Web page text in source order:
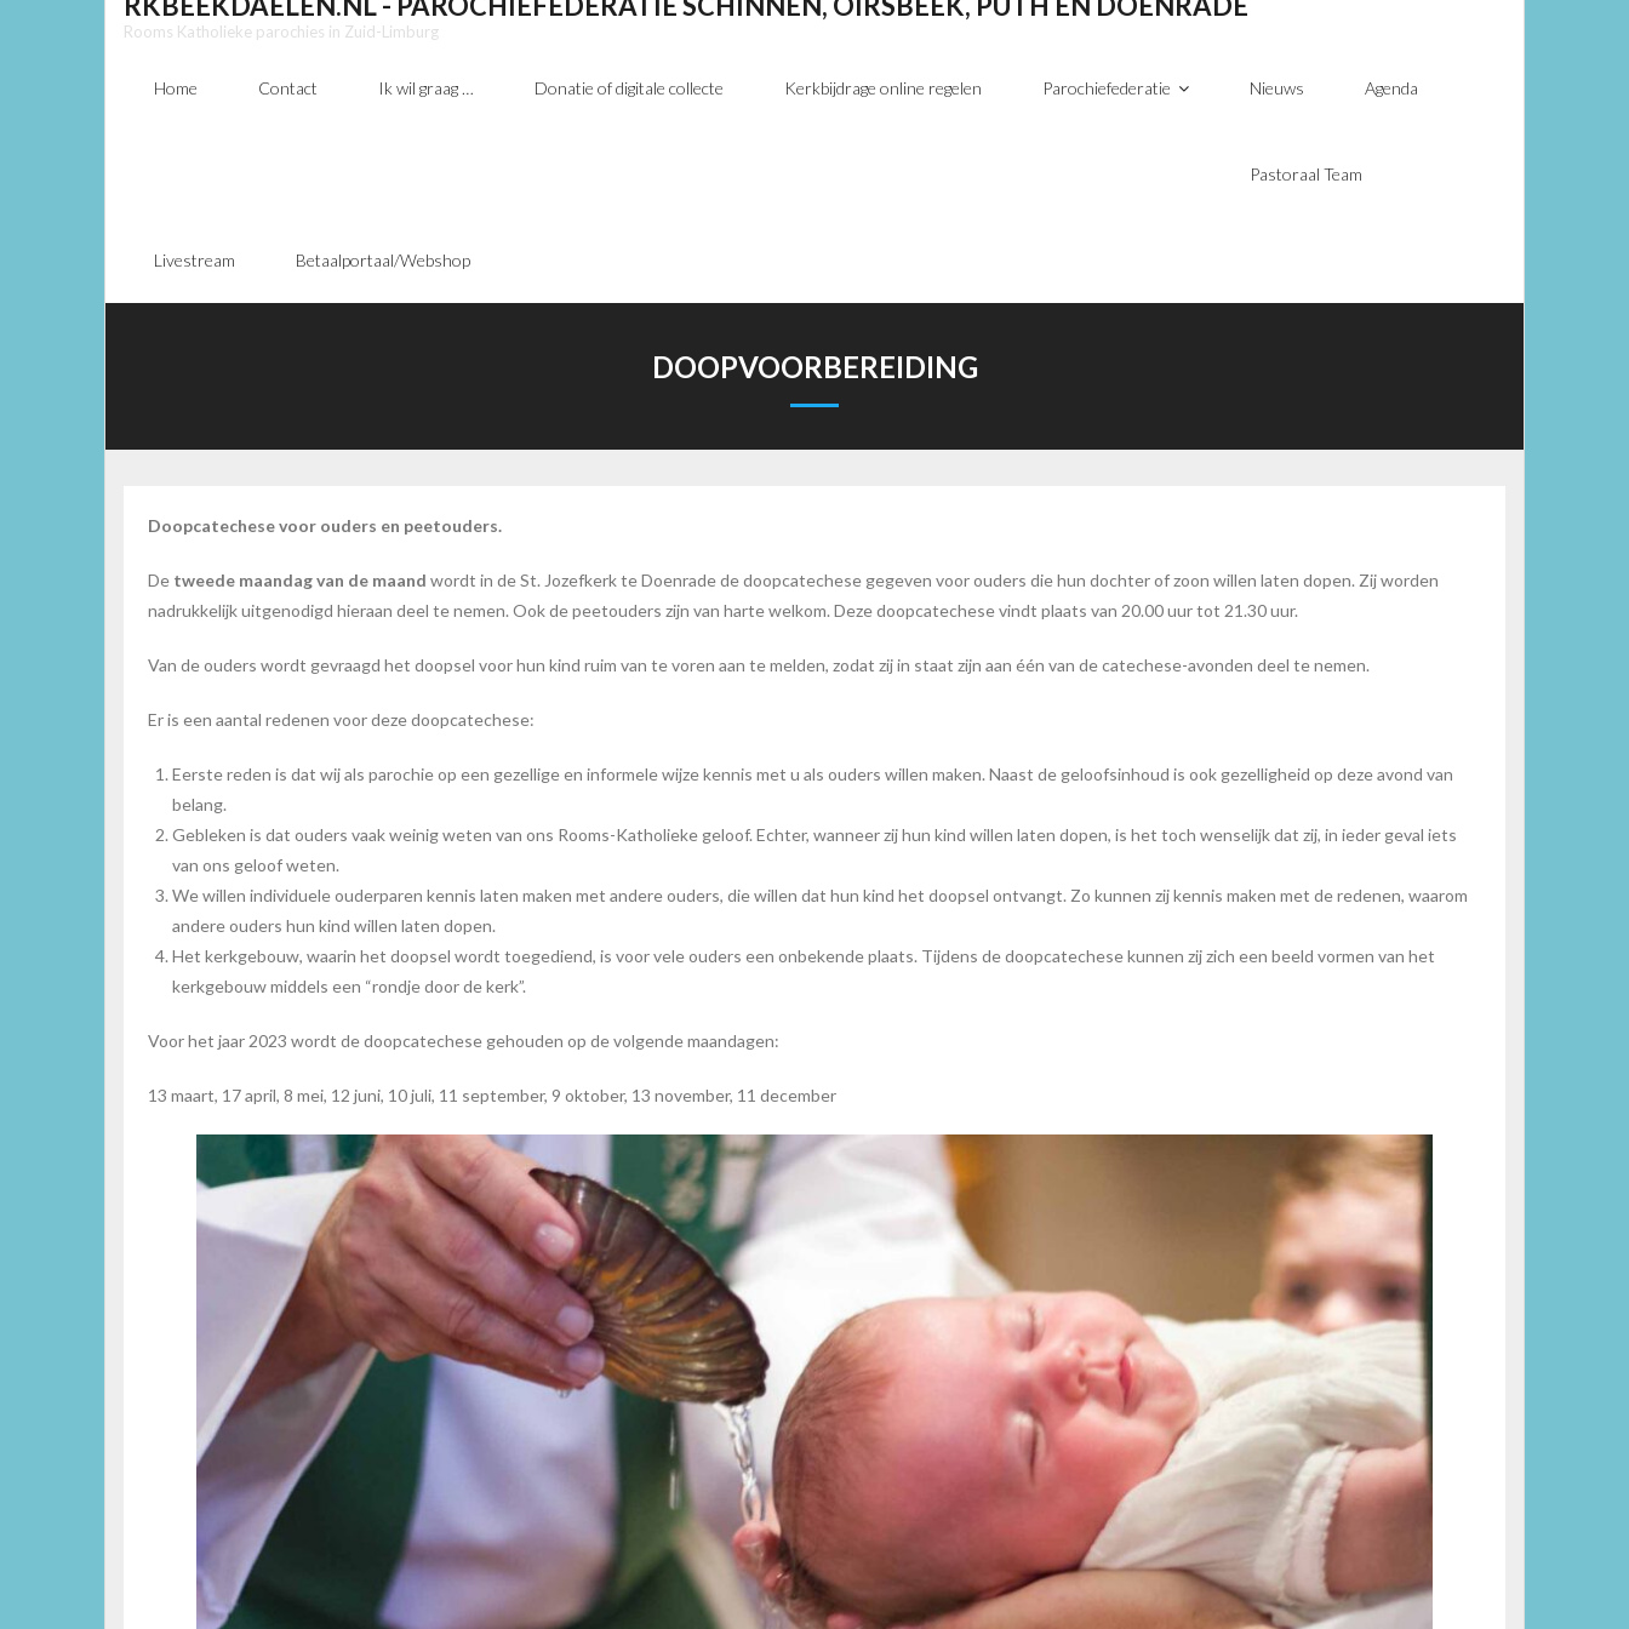
Rooms Katholieke parochies in Zuid-Limburg
Home Contact Ik wil graag … Donatie of digitale collecte Kerkbijdrage online regelen Parochiefederatie Nieuws Agenda
Pastoraal Team
Livestream Betaalportaal/Webshop
DOOPVOORBEREIDING
Doopcatechese voor ouders en peetouders.
De tweede maandag van de maand wordt in de St. Jozefkerk te Doenrade de doopcatechese gegeven voor ouders die hun dochter of zoon willen laten dopen. Zij worden
nadrukkelijk uitgenodigd hieraan deel te nemen. Ook de peetouders zijn van harte welkom. Deze doopcatechese vindt plaats van 20.00 uur tot 21.30 uur.
Van de ouders wordt gevraagd het doopsel voor hun kind ruim van te voren aan te melden, zodat zij in staat zijn aan één van de catechese-avonden deel te nemen.
Er is een aantal redenen voor deze doopcatechese:
Eerste reden is dat wij als parochie op een gezellige en informele wijze kennis met u als ouders willen maken. Naast de geloofsinhoud is ook gezelligheid op deze avond van
belang.
Gebleken is dat ouders vaak weinig weten van ons Rooms-Katholieke geloof. Echter, wanneer zij hun kind willen laten dopen, is het toch wenselijk dat zij, in ieder geval iets
van ons geloof weten.
We willen individuele ouderparen kennis laten maken met andere ouders, die willen dat hun kind het doopsel ontvangt. Zo kunnen zij kennis maken met de redenen, waarom
andere ouders hun kind willen laten dopen.
Het kerkgebouw, waarin het doopsel wordt toegediend, is voor vele ouders een onbekende plaats. Tijdens de doopcatechese kunnen zij zich een beeld vormen van het
kerkgebouw middels een “rondje door de kerk”.
Voor het jaar 2023 wordt de doopcatechese gehouden op de volgende maandagen:
13 maart, 17 april, 8 mei, 12 juni, 10 juli, 11 september, 9 oktober, 13 november, 11 december